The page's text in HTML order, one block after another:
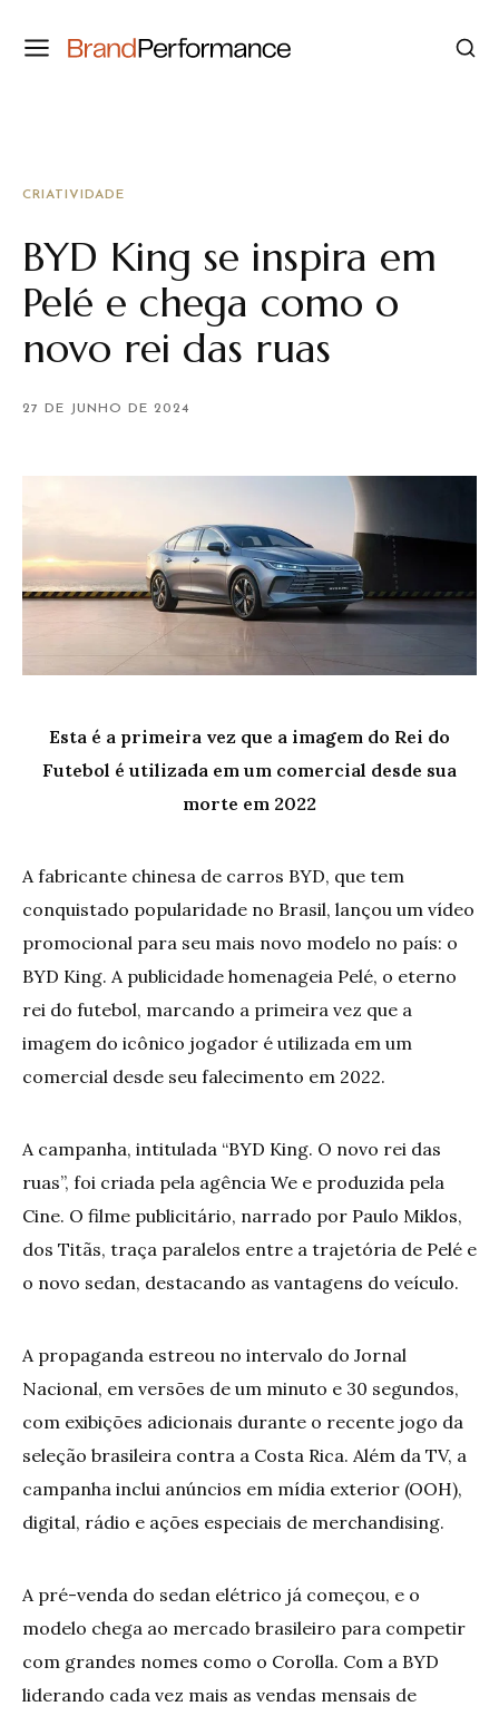
CRIATIVIDADE
BYD King se inspira em
Pelé e chega como o
novo rei das ruas
27 DE JUNHO DE 2024
Esta é a primeira vez que a imagem do Rei do
Futebol é utilizada em um comercial desde sua
morte em 2022
A fabricante chinesa de carros BYD, que tem
conquistado popularidade no Brasil, lançou um vídeo
promocional para seu mais novo modelo no país: o
BYD King. A publicidade homenageia Pelé, o eterno
rei do futebol, marcando a primeira vez que a
imagem do icônico jogador é utilizada em um
comercial desde seu falecimento em 2022.
A campanha, intitulada “BYD King. O novo rei das
ruas”, foi criada pela agência We e produzida pela
Cine. O filme publicitário, narrado por Paulo Miklos,
dos Titãs, traça paralelos entre a trajetória de Pelé e
o novo sedan, destacando as vantagens do veículo.
A propaganda estreou no intervalo do Jornal
Nacional, em versões de um minuto e 30 segundos,
com exibições adicionais durante o recente jogo da
seleção brasileira contra a Costa Rica. Além da TV, a
campanha inclui anúncios em mídia exterior (OOH),
digital, rádio e ações especiais de merchandising.
A pré-venda do sedan elétrico já começou, e o
modelo chega ao mercado brasileiro para competir
com grandes nomes como o Corolla. Com a BYD
liderando cada vez mais as vendas mensais de